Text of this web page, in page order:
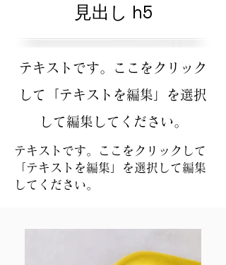
見出し h5
テキストです。ここをクリック
して「テキストを編集」を選択
して編集してください。
テキストです。ここをクリックして
「テキストを編集」を選択して編集
してください。